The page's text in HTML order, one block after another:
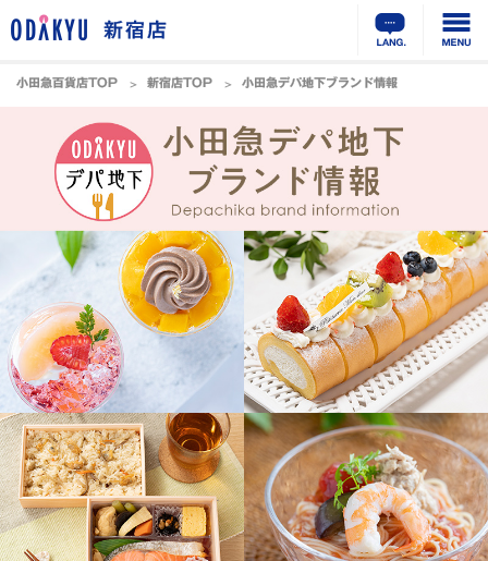
新宿店
小田急百貨店TOP 新宿店TOP 小田急デパ地下ブランド情報